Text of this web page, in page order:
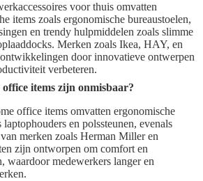
voor thuis omvatten
items zoals ergonomische bureaustoelen,
en trendy hulpmiddelen zoals slimme
Merken zoals Ikea, HAY, en
door innovatieve ontwerpen
verbeteren.
items zijn onmisbaar?
office items omvatten ergonomische
laptophouders en polssteunen, evenals
merken zoals Herman Miller en
zijn ontworpen om comfort en
waardoor medewerkers langer en